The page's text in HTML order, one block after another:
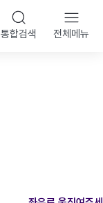
통합검색 전체메뉴